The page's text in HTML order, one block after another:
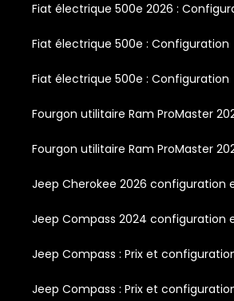
Fiat électrique 500e 2026 :
Fiat électrique 500e : Configuration
Fiat électrique 500e : Configuration
Fourgon utilitaire Ram ProMaster
Fourgon utilitaire Ram ProMaster
Jeep Cherokee 2026 configuration
Jeep Compass 2024 configuration
Jeep Compass : Prix et
Jeep Compass : Prix et